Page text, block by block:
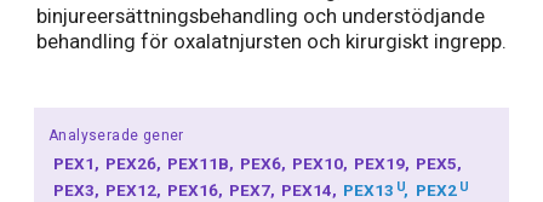
binjureersättningsbehandling och understödjande
behandling för oxalatnjursten och kirurgiskt ingrepp.
Analyserade gener
PEX1 PEX26 PEX11B PEX6 PEX10 PEX19 PEX5
PEX3 PEX12 PEX16 PEX7 PEX14 PEX13U PEX2 U